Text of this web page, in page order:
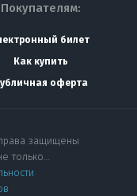
Покупателям:
билет
Как купить
оферта
защищены
только…